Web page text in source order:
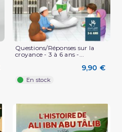
Questions/Réponses sur la
croyance - 3 à 6 ans -...
9,90 €
En stock